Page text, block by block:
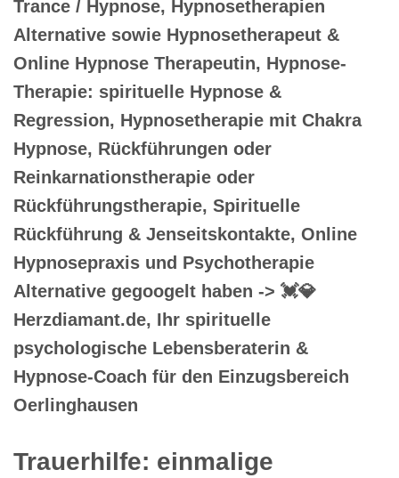
Trance / Hypnose, Hypnosetherapien
Alternative sowie Hypnosetherapeut &
Online Hypnose Therapeutin, Hypnose-
Therapie: spirituelle Hypnose &
Regression, Hypnosetherapie mit Chakra
Hypnose, Rückführungen oder
Reinkarnationstherapie oder
Rückführungstherapie, Spirituelle
Rückführung & Jenseitskontakte, Online
Hypnosepraxis und Psychotherapie
Alternative gegoogelt haben -> 💓️💎
Herzdiamant.de, Ihr spirituelle
psychologische Lebensberaterin &
Hypnose-Coach für den Einzugsbereich
Oerlinghausen
Trauerhilfe: einmalige